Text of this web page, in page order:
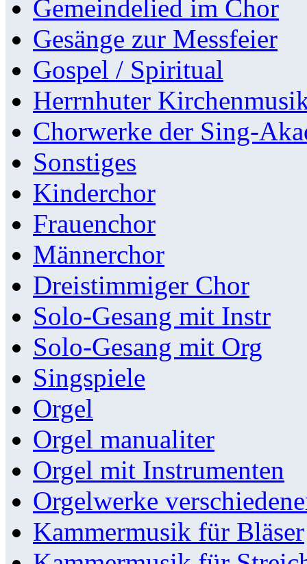
Gemeindelied im Chor
Gesänge zur Messfeier
Gospel / Spiritual
Herrnhuter
Chorwerke der Sing-
Sonstiges
Kinderchor
Frauenchor
Männerchor
Dreistimmiger Chor
Solo-Gesang mit Instr
Solo-Gesang mit Org
Singspiele
Orgel
Orgel manualiter
Orgel mit Instrumenten
Orgelwerke
Kammermusik für Bläser